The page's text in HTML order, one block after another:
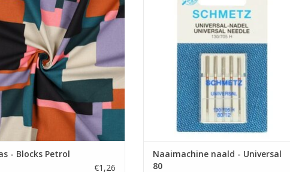
met print voor tassen, kussens of
tafeltaken.
AAN WINKELWAGEN
- Blocks Petrol
€1,26
Universele machinenaald van Schmetz met
dikte 80 is geschikt voor de meeste
stoffen.
TOEVOEGEN AAN WINKELWAGEN
Naaimachine naald - Universal
80